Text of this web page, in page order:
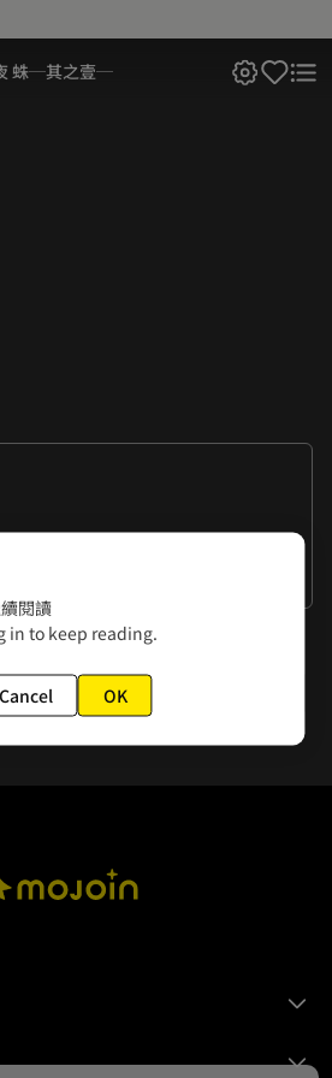
蛛─其之壹─
第44夜 蛛─其之貳─
閱讀
in to keep reading.
Cancel OK